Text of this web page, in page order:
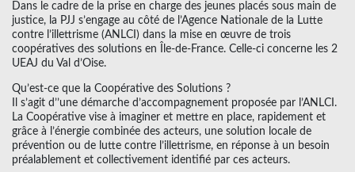
Dans le cadre de la prise en charge des jeunes placés sous main de
justice, la PJJ s’engage au côté de l’Agence Nationale de la Lutte
contre l’illettrisme (ANLCI) dans la mise en œuvre de trois
coopératives des solutions en Île-de-France. Celle-ci concerne les 2
UEAJ du Val d’Oise.
Qu’est-ce que la Coopérative des Solutions ?
Il s’agit d’’une démarche d’accompagnement proposée par l’ANLCI.
La Coopérative vise à imaginer et mettre en place, rapidement et
grâce à l’énergie combinée des acteurs, une solution locale de
prévention ou de lutte contre l’illettrisme, en réponse à un besoin
préalablement et collectivement identifié par ces acteurs.